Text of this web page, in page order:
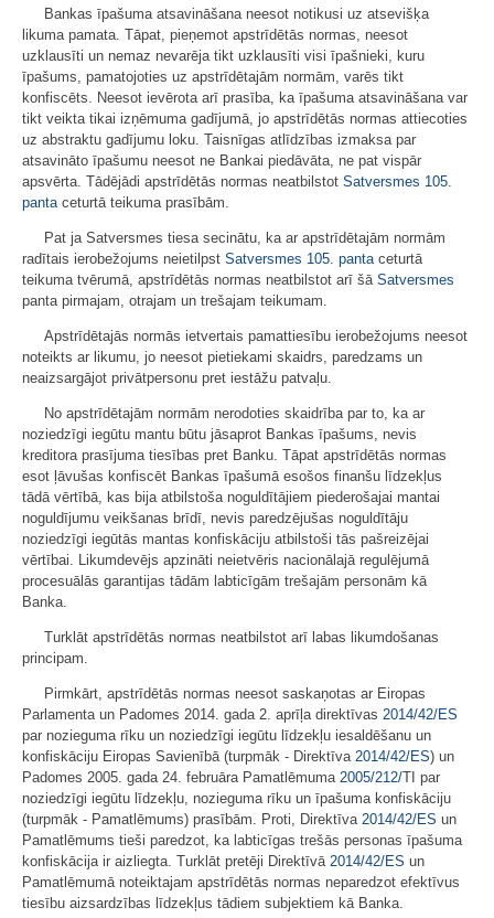
Bankas īpašuma atsavināšana neesot notikusi uz atsevišķa
likuma pamata. Tāpat, pieņemot apstrīdētās normas, neesot
uzklausīti un nemaz nevarēja tikt uzklausīti visi īpašnieki, kuru
īpašums, pamatojoties uz apstrīdētajām normām, varēs tikt
konfiscēts. Neesot ievērota arī prasība, ka īpašuma atsavināšana var
tikt veikta tikai izņēmuma gadījumā, jo apstrīdētās normas attiecoties
uz abstraktu gadījumu loku. Taisnīgas atlīdzības izmaksa par
atsavināto īpašumu neesot ne Bankai piedāvāta, ne pat vispār
apsvērta. Tādējādi apstrīdētās normas neatbilstot Satversmes 105.
panta ceturtā teikuma prasībām.
Pat ja Satversmes tiesa secinātu, ka ar apstrīdētajām normām
radītais ierobežojums neietilpst Satversmes 105. panta ceturtā
teikuma tvērumā, apstrīdētās normas neatbilstot arī šā Satversmes
panta pirmajam, otrajam un trešajam teikumam.
Apstrīdētajās normās ietvertais pamattiesību ierobežojums neesot
noteikts ar likumu, jo neesot pietiekami skaidrs, paredzams un
neaizsargājot privātpersonu pret iestāžu patvaļu.
No apstrīdētajām normām nerodoties skaidrība par to, ka ar
noziedzīgi iegūtu mantu būtu jāsaprot Bankas īpašums, nevis
kreditora prasījuma tiesības pret Banku. Tāpat apstrīdētās normas
esot ļāvušas konfiscēt Bankas īpašumā esošos finanšu līdzekļus
tādā vērtībā, kas bija atbilstoša noguldītājiem piederošajai mantai
noguldījumu veikšanas brīdī, nevis paredzējušas noguldītāju
noziedzīgi iegūtās mantas konfiskāciju atbilstoši tās pašreizējai
vērtībai. Likumdevējs apzināti neietvēris nacionālajā regulējumā
procesuālās garantijas tādām labticīgām trešajām personām kā
Banka.
Turklāt apstrīdētās normas neatbilstot arī labas likumdošanas
principam.
Pirmkārt, apstrīdētās normas neesot saskaņotas ar Eiropas
Parlamenta un Padomes 2014. gada 2. aprīļa direktīvas 2014/42/ES
par nozieguma rīku un noziedzīgi iegūtu līdzekļu iesaldēšanu un
konfiskāciju Eiropas Savienībā (turpmāk - Direktīva 2014/42/ES) un
Padomes 2005. gada 24. februāra Pamatlēmuma 2005/212/TI par
noziedzīgi iegūtu līdzekļu, nozieguma rīku un īpašuma konfiskāciju
(turpmāk - Pamatlēmums) prasībām. Proti, Direktīva 2014/42/ES un
Pamatlēmums tieši paredzot, ka labticīgas trešās personas īpašuma
konfiskācija ir aizliegta. Turklāt pretēji Direktīvā 2014/42/ES un
Pamatlēmumā noteiktajam apstrīdētās normas neparedzot efektīvus
tiesību aizsardzības līdzekļus tādiem subjektiem kā Banka.